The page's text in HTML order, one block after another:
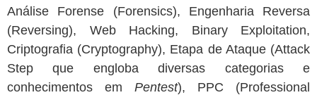
Análise Forense (Forensics), Engenharia Reversa
(Reversing), Web Hacking, Binary Exploitation,
Criptografia (Cryptography), Etapa de Ataque (Attack
Step que engloba diversas categorias e
conhecimentos em Pentest), PPC (Professional